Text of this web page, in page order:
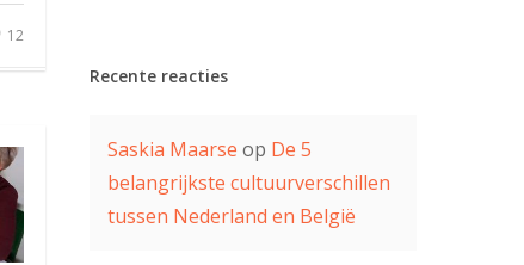
12
Recente reacties
Saskia Maarse op De 5
belangrijkste cultuurverschillen
tussen Nederland en België